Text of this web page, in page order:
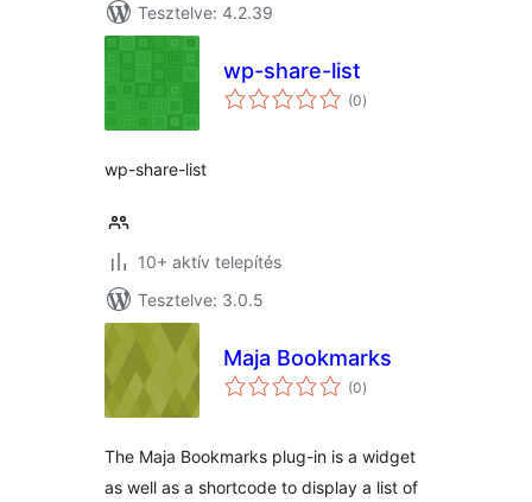
Tesztelve: 4.2.39
wp-share-list
(0értékelés
összesen
)
wp-share-list
10+ aktív telepítés
Tesztelve: 3.0.5
Maja Bookmarks
(0értékelés
összesen
)
The Maja Bookmarks plug-in is a widget
as well as a shortcode to display a list of